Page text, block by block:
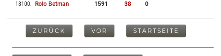
18100. Rolo Betman 1591 38 0
ZURÜCK VOR STARTSEITE